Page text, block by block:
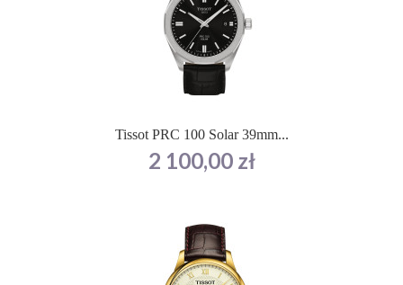
Tissot PRC 100 Solar 39mm...
Cena
2 100,00 zł